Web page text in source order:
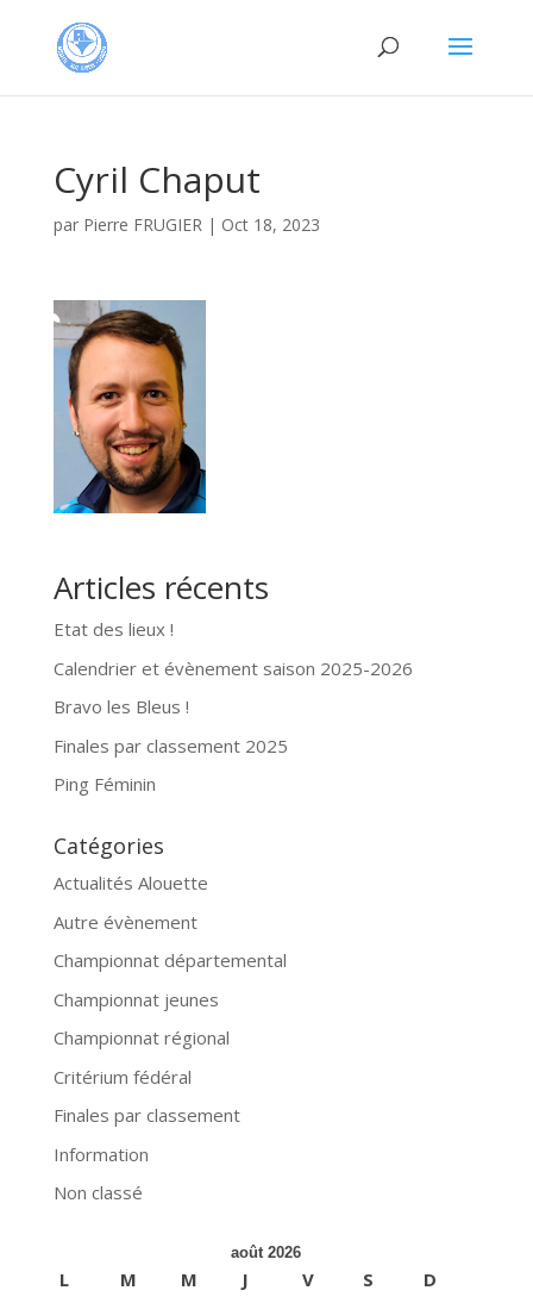
Cyril Chaput
par Pierre FRUGIER| Oct 18, 2023
Articles récents
Etat des lieux !
Calendrier et évènement saison 2025-2026
Bravo les Bleus !
Finales par classement 2025
Ping Féminin
Catégories
Actualités Alouette
Autre évènement
Championnat départemental
Championnat jeunes
Championnat régional
Critérium fédéral
Finales par classement
Information
Non classé
août 2026
L M M J V S
D